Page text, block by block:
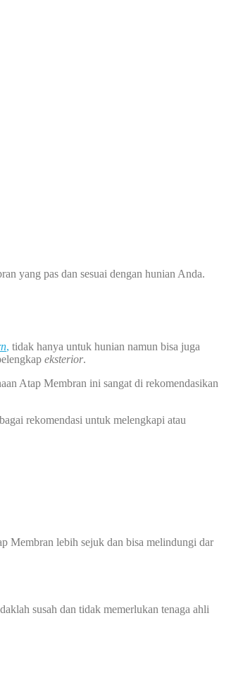
yang pas dan sesuai dengan hunian Anda.
, tidak hanya untuk hunian namun bisa juga
eksterior.
Atap Membran ini sangat di rekomendasikan
rekomendasi untuk melengkapi atau
Membran lebih sejuk dan bisa melindungi dar
susah dan tidak memerlukan tenaga ahli